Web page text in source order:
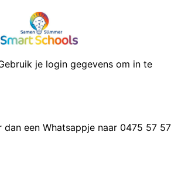
je login gegevens om in te
dan een Whatsappje naar 0475 57 57